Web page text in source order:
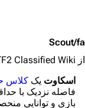
Scout/fa
از TF2 Classified Wiki
اسکاوت یک کلاس
فاصله نزدیک با